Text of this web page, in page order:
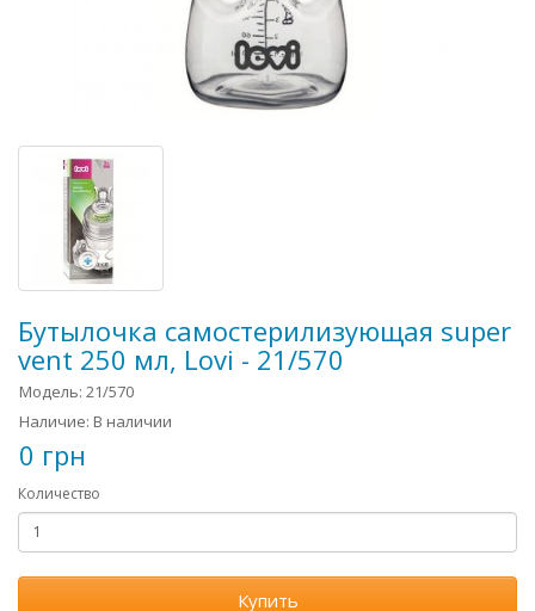
Бутылочка самостерилизующая super
vent 250 мл, Lovi - 21/570
Модель: 21/570
Наличие: В наличии
0 грн
Количество
Купить